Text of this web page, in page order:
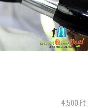
4.500 Ft